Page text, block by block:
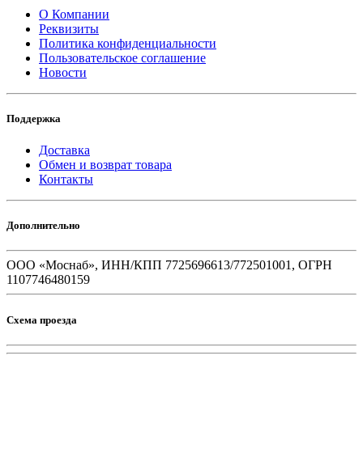
О Компании
Реквизиты
Политика конфиденциальности
Пользовательское соглашение
Новости
Поддержка
Доставка
Обмен и возврат товара
Контакты
Дополнительно
ООО «Моснаб», ИНН/КПП 7725696613/772501001, ОГРН
1107746480159
Схема проезда